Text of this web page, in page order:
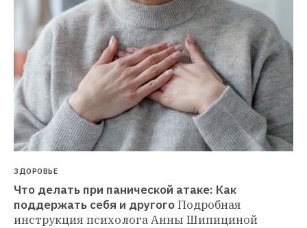
ЗДОРОВЬЕ
Что делать при панической атаке: Как
поддержать себя и другогоПодробная
инструкция психолога Анны Шипициной